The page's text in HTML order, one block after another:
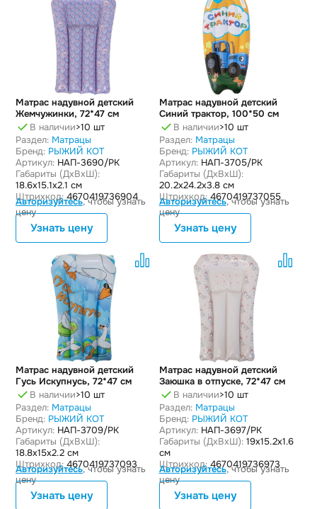
Матрас надувной детский
Жемчужинки, 72*47 см
В наличии>10 шт
Раздел: Матрацы
Бренд: РЫЖИЙ КОТ
Артикул: НАП-3690/РК
Габариты (ДxВxШ):
18.6x15.1x2.1 см
Штрихкод: 4670419736904
Авторизуйтесь, чтобы узнать
цену
Узнать цену
Матрас надувной детский
Синий трактор, 100*50 см
В наличии>10 шт
Раздел: Матрацы
Бренд: РЫЖИЙ КОТ
Артикул:НАП-3705/РК
Габариты (ДxВxШ):
20.2x24.2x3.8 см
Штрихкод:4670419737055
Авторизуйтесь, чтобы узнать
цену
Узнать цену
Матрас надувной детский
Гусь Искупнусь, 72*47 см
В наличии>10 шт
Раздел: Матрацы
Бренд: РЫЖИЙ КОТ
Артикул: НАП-3709/РК
Габариты (ДxВxШ):
18.8x15x2.2 см
Штрихкод: 4670419737093
Авторизуйтесь, чтобы узнать
цену
Узнать цену
Матрас надувной детский
Заюшка в отпуске, 72*47 см
В наличии>10 шт
Раздел: Матрацы
Бренд: РЫЖИЙ КОТ
Артикул:НАП-3697/РК
Габариты (ДxВxШ):19x15.2x1.6
см
Штрихкод:4670419736973
Авторизуйтесь, чтобы узнать
цену
Узнать цену